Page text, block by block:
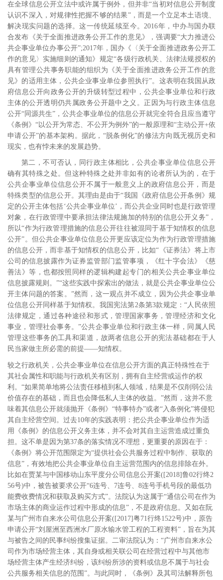
在全球信息公开立法中或许属于例外，但并非“当初对信息公开制度
认识不深入，对规律性把握不够的结果”，而是一个立足本土语境、
解决现实问题的选择。这一传统延续至今。2016年，中办与国办联
合发布《关于全面推进政务公开工作的意见》，强调要“大力推进公
共企事业单位办事公开”;2017年，国办《〈关于全面推进政务公开工
作的意见〉实施细则的通知》规定“各级行政机关、法律法规授权的
具有管理公共事务职能的组织为《关于全面推进政务公开工作的意
见》的适用主体，公共企业事业单位参照执行”。这表明在我国从政
府信息公开向政务公开的升级转型过程中，公共企事业单位和行政
主体的公开透明仍共属政务公开题中之义。正因为与行政主体信息
公开“同源共生”，公共企事业单位的信息公开就完全符合且应当遵守
《条例》“以公开为常态、不公开为例外”的一般原理和“主动公开+依
申请公开”的基本架构。据此，“脱条例化”的修法方向既无视历史和
现实，也有悖未来的发展趋势。
第二，不可否认，同行政主体相比，公共企事业单位信息公开
确有其特殊之处。但这种特殊之处并非如有的论者所认为的，在于
公共企事业单位信息公开不属于一般意义上的政府信息公开，而是
特殊类型的信息公开。其理由是由于“我国《政府信息公开条例》规
定的公开主体包括‘公共企事业单位’，而公共企业同时也是行政管理
对象，在行政管理中要承担法律法规施加的特别的信息公开义务”，
所以“作为行政管理措施的信息公开往往被混同于基于知情权的信息
公开”。但公共企事业单位信息公开更应该定位为作为行政管理措施
的信息公开，而非基于知情权的信息公开，比如“《证券法》将上市
公司的信息披露作为证券监管部门监管事项，《红十字会法》《慈
善法》等，也都按照同样的逻辑构建起专门的相关公共企事业单位
信息披露规则。”“这些实践中探索出的做法，就是公共企事业单位公
开主体问题的答案。”然而，这一观点并不成立，因为公共企事业单
位信息公开同样基于知情权。我国宪法第2条第3款规定：“人民依照
法律规定，通过各种途径和形式，管理国家事务，管理经济和文化
事业，管理社会事务。”公共企事业单位和行政主体一样，同属人民
管理这些事务的工具和渠道，故两者信息公开的宪法基础都在于人
民当家做主所必需的前提――知情权。
较之行政机关，公共企事业单位在信息公开方面的真正特殊性在于
其社会属性和职能与行政机关有区别 ，拥有自主经营或运作的权
利 。“如果简单地将公法责任移植到私人领域，结果是不仅削弱公法
价值存在的基础，而且也会降低私人主体的收益。”然而，这并不意
味着其信息公开就须抛开《条例》“特事特办”或者“入条例化”将侵犯
其自主经营空间。过去10年的实践表明：把公共企事业单位作为适
用《条例》的信息公开义务主体，并不会对其自主运营造成过重负
担。这不单是因为第37条的落实情况不理想，更重要的原因在于：
《条例》将公开范围限定为“提供社会公共服务过程中制作、获取的
信息”，有效地把公共企事业单位自主运营范围内的信息排除在外。
比如在贾某与中国移动山东平度分公司信息公开案([2018]鲁02行终2
56号)中，被告被要求公开“6连号、 7连号、 8连号手机号段的最低功
能费收费情况和获取及购买方式”。法院认为这属于“通信公司在作为
市场主体的商业运作过程中形成的信息”，不是政府信息。又如在阮
某与广州市自来水公司信息公开案([2017]粤71 行终1522号)中，原告
申请公开“刘屋洲至西洲水厂原水输水管工程的工程资料”，旨在为其
与被告之间的民事纠纷搜集证据。二审法院认为：“广州市自来水公
司作为市场经营主体，其自身或相关联公司在经营过程中与其他市
场经营主体产生经济纠纷，该纠纷所涉的资料或信息不属于与社会
公共服务相关信息的范围”。与此同时，《条例》及其司法解释所包